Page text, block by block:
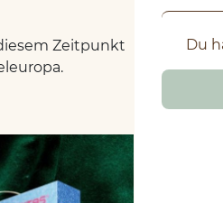
Zeitpunkt
Du